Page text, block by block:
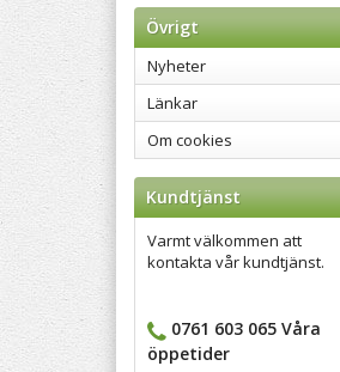
Övrigt
Nyheter
Länkar
Om cookies
Kundtjänst
Varmt välkommen att
kontakta vår kundtjänst.
0761 603 065 Våra
öppetider